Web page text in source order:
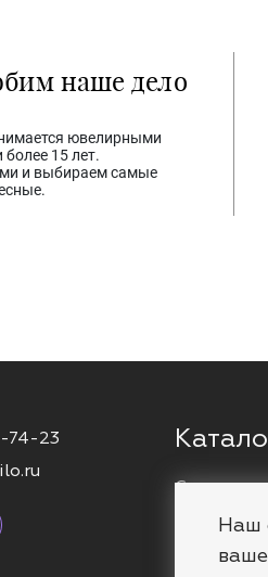
наше дело
ювелирными
15 лет.
и выбираем самые
74-23
Серьги
Каффы
Браслеты
Наш